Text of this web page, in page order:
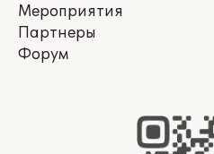
Мероприятия
Партнеры
Форум